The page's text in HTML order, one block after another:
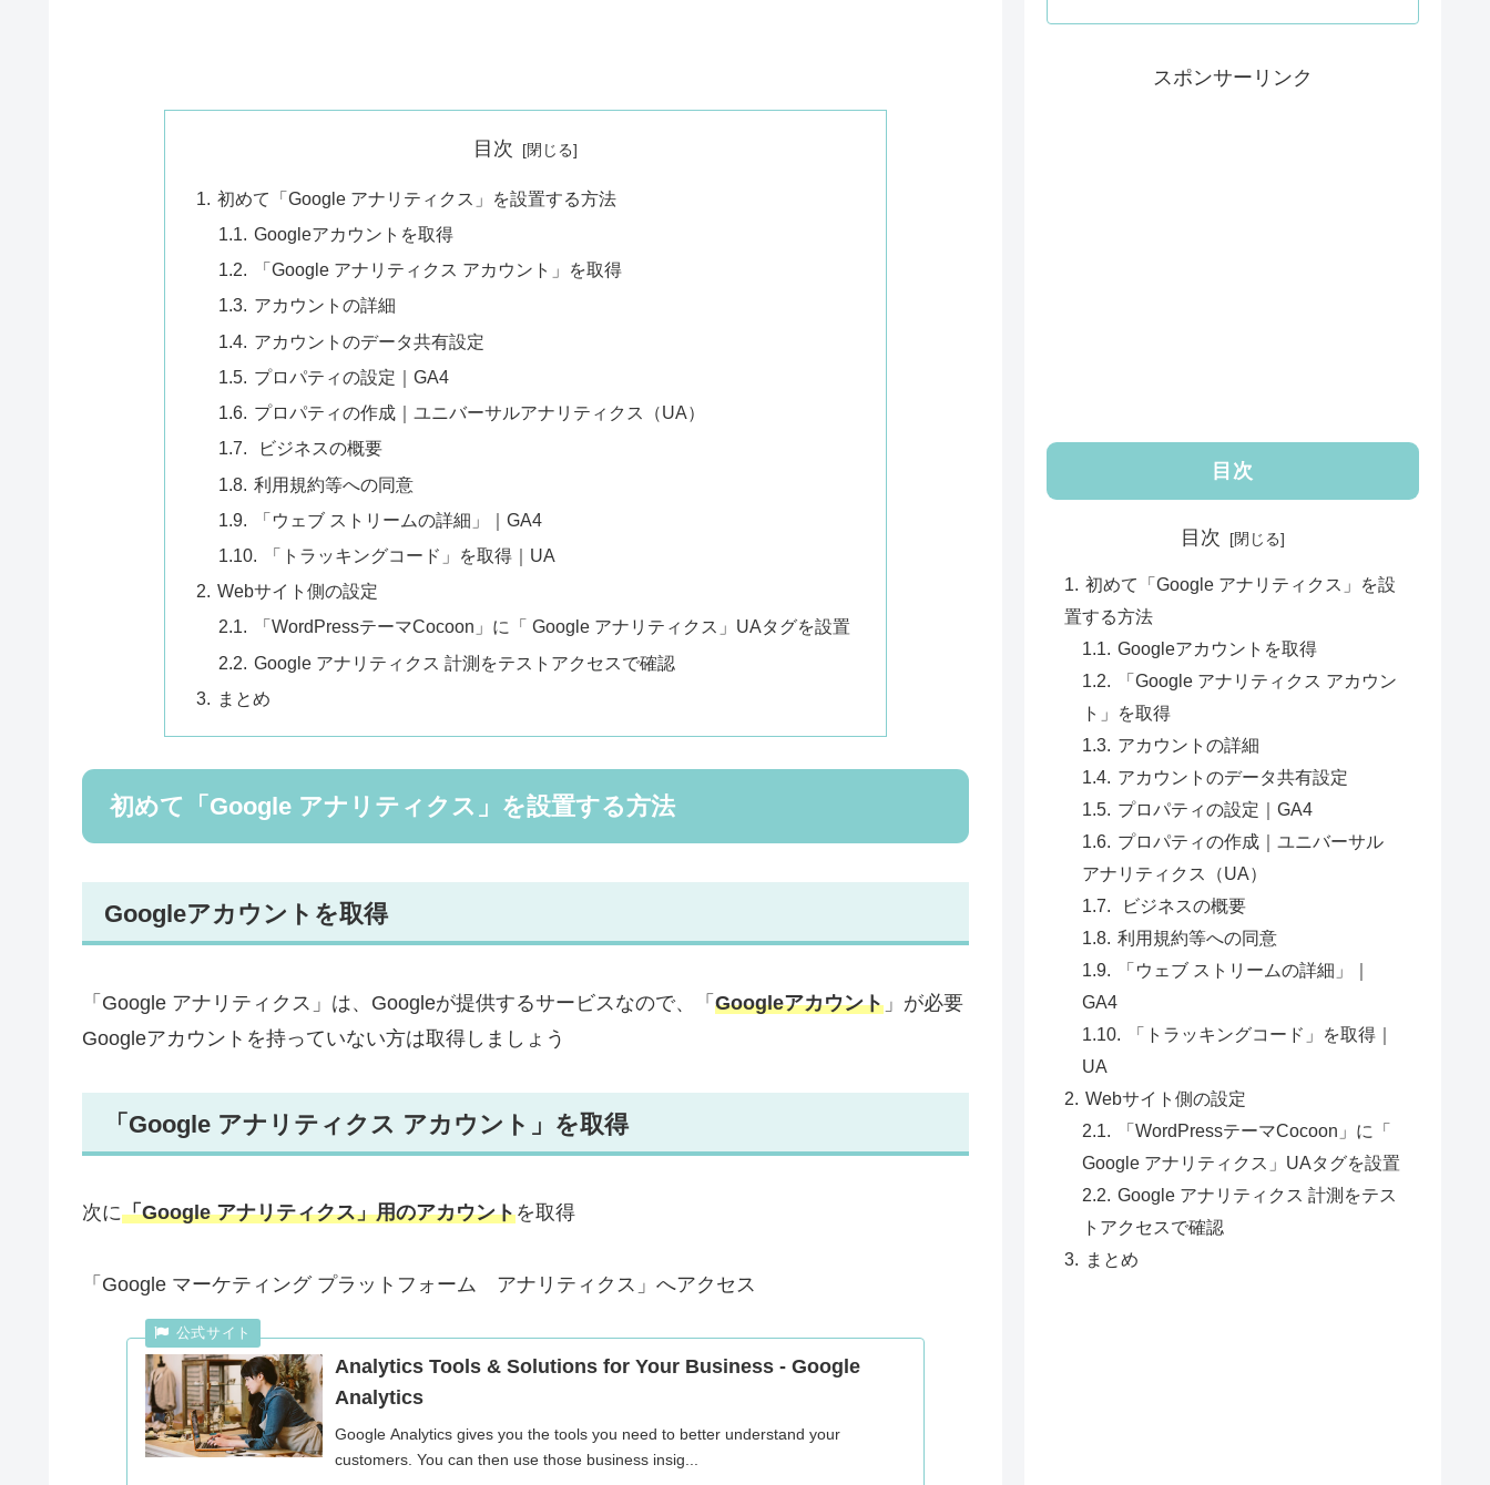
目次
初めて「Google アナリティクス」を設置する方法
Googleアカウントを取得
「Google アナリティクス アカウント」を取得
アカウントの詳細
アカウントのデータ共有設定
プロパティの設定｜GA4
プロパティの作成｜ユニバーサルアナリティクス（UA）
ビジネスの概要
利用規約等への同意
「ウェブ ストリームの詳細」｜GA4
「トラッキングコード」を取得｜UA
Webサイト側の設定
「WordPressテーマCocoon」に「 Google アナリティクス」UAタグを設置
Google アナリティクス 計測をテストアクセスで確認
まとめ
初めて「Google アナリティクス」を設置する方法
Googleアカウントを取得
「Google アナリティクス」は、Googleが提供するサービスなので、「 Googleアカウント 」が必要
Googleアカウントを持っていない方は取得しましょう
「Google アナリティクス アカウント」を取得
次に「Google アナリティクス」用のアカウントを取得
「Google マーケティング プラットフォーム アナリティクス」へアクセス
Analytics Tools & Solutions for Your Business - Google
Analytics
Google Analytics gives you the tools you need to better understand your
customers. You can then use those business insig...
スポンサーリンク
目次
目次
初めて「Google アナリティクス」を設
置する方法
Googleアカウントを取得
「Google アナリティクス アカウン
ト」を取得
アカウントの詳細
アカウントのデータ共有設定
プロパティの設定｜GA4
プロパティの作成｜ユニバーサル
アナリティクス（UA）
ビジネスの概要
利用規約等への同意
「ウェブ ストリームの詳細」｜
GA4
「トラッキングコード」を取得｜
UA
Webサイト側の設定
「WordPressテーマCocoon」に「
Google アナリティクス」UAタグを設置
Google アナリティクス 計測をテス
トアクセスで確認
まとめ